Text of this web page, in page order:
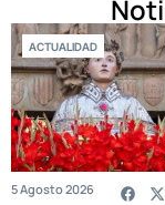
ACTUALIDAD
5 Agosto 2026